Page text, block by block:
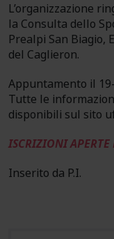
L’organizzazione
la Consulta dello
Prealpi San Biagio,
del Caglieron.
Appuntamento il
Tutte le
disponibili sul sito
ISCRIZIONI
Inserito da P.I.